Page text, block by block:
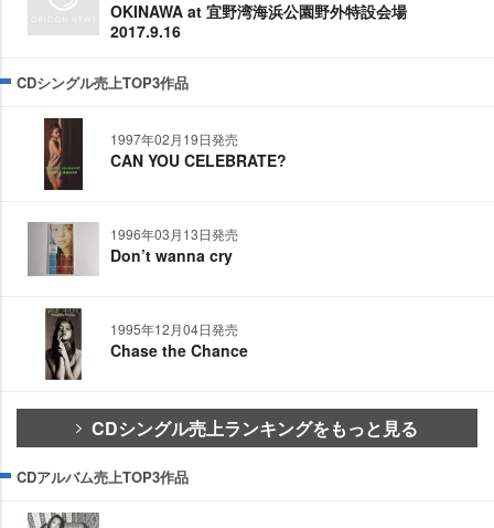
OKINAWA at 宜野湾海浜公園野外特設会場
2017.9.16
CDシングル売上TOP3作品
1997年02月19日発売
CAN YOU CELEBRATE?
1996年03月13日発売
Don’t wanna cry
1995年12月04日発売
Chase the Chance
CDシングル売上ランキングをもっと見る
CDアルバム売上TOP3作品